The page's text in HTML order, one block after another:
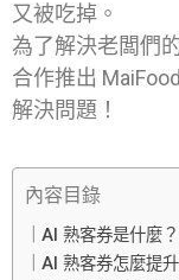
又被吃掉。
為了解決老闆們
合作推出
解決問題！
內容目錄
｜AI 熟客券是什麼
｜AI 熟客券怎麼提